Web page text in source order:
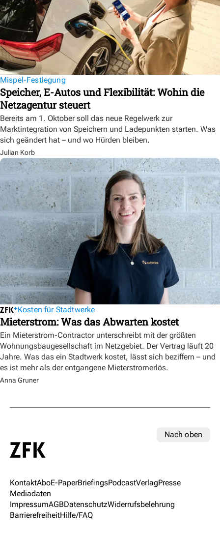
Mispel-Festlegung
Speicher, E-Autos und Flexibilität: Wohin die
Netzagentur steuert
Bereits am 1. Oktober soll das neue Regelwerk zur
Marktintegration von Speichern und Ladepunkten starten. Was
sich geändert hat – und wo Hürden bleiben.
Julian Korb
Kosten für Stadtwerke
Mieterstrom: Was das Abwarten kostet
Ein Mieterstrom-Contractor unterschreibt mit der größten
Wohnungsbaugesellschaft im Netzgebiet. Der Vertrag läuft 20
Jahre. Was das ein Stadtwerk kostet, lässt sich beziffern – und
es ist mehr als der entgangene Mieterstromerlös.
Anna Gruner
Nach oben
KontaktAboE-PaperBriefingsPodcastVerlagPresse
Mediadaten
ImpressumAGBDatenschutzWiderrufsbelehrung
BarrierefreiheitHilfe/FAQ